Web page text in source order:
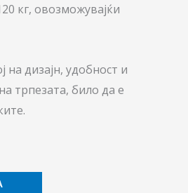
кг, овозможувајќи
на дизајн, удобност и
трпезата, било да е